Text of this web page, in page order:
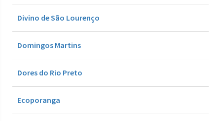
Divino de São Lourenço
Domingos Martins
Dores do Rio Preto
Ecoporanga